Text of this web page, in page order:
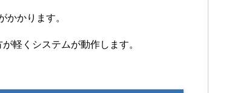
かかります。
軽くシステムが動作します。